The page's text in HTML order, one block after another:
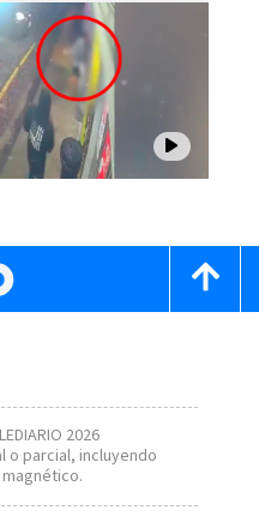
2026
o parcial, incluyendo